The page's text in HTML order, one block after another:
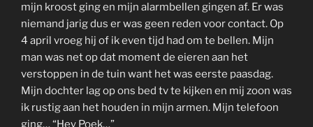
mijn kroost ging en mijn alarmbellen gingen af. Er was
niemand jarig dus er was geen reden voor contact. Op
4 april vroeg hij of ik even tijd had om te bellen. Mijn
man was net op dat moment de eieren aan het
verstoppen in de tuin want het was eerste paasdag.
Mijn dochter lag op ons bed tv te kijken en mij zoon was
ik rustig aan het houden in mijn armen. Mijn telefoon
ging… “Hey Poek…”